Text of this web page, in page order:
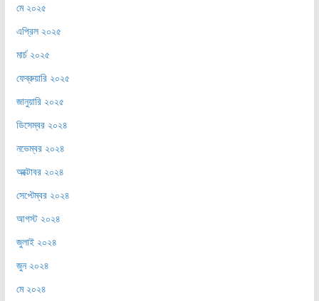
মে ২০২৫
এপ্রিল ২০২৫
মার্চ ২০২৫
ফেব্রুয়ারি ২০২৫
জানুয়ারি ২০২৫
ডিসেম্বর ২০২৪
নভেম্বর ২০২৪
অক্টোবর ২০২৪
সেপ্টেম্বর ২০২৪
আগস্ট ২০২৪
জুলাই ২০২৪
জুন ২০২৪
মে ২০২৪